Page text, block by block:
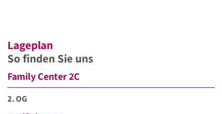
Lageplan
So finden Sie uns
Family Center 2C
2. OG